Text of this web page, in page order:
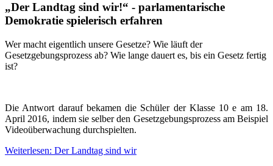
„Der Landtag sind wir!“ - parlamentarische
Demokratie spielerisch erfahren
Wer macht eigentlich unsere Gesetze? Wie läuft der
Gesetzgebungsprozess ab? Wie lange dauert es, bis ein Gesetz fertig
ist?
Die Antwort darauf bekamen die Schüler der Klasse 10 e am 18.
April 2016, indem sie selber den Gesetzgebungsprozess am Beispiel
Videoüberwachung durchspielten.
Weiterlesen: Der Landtag sind wir